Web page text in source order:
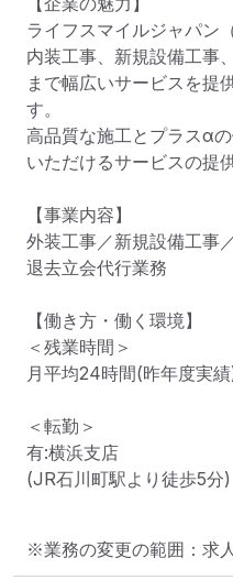
ライフスマイルジャパン
内装工事、新規設備工事
まで幅広いサービスを提
す。
高品質な施工とプラスα
いただけるサービスの提
【事業内容】
外装工事／新規設備工事
退去立会代行業務
【働き方・働く環境】
＜残業時間＞
月平均24時間(昨年度実績
＜転勤＞
有:横浜支店
(JR石川町駅より徒歩5分)
※業務の変更の範囲：求